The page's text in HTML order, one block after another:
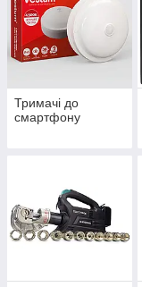
Тримачі до
смартфону